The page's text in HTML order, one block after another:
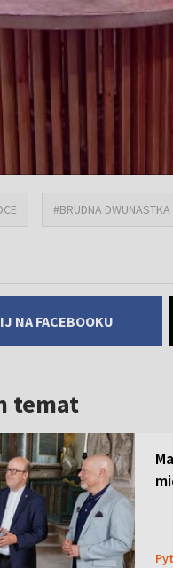
#BRUDNA DWUNASTKA
NA FACEBOOKU
temat